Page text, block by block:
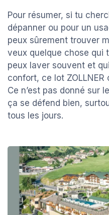
Pour résumer, si tu
dépanner ou pour un
peux sûrement trouver
veux quelque chose qui
peux laver souvent et
confort, ce lot ZOLLNER
Ce n’est pas donné sur
ça se défend bien,
tous les jours.